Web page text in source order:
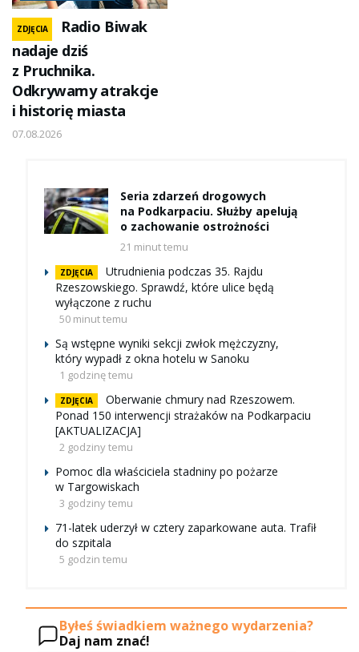
ZDJĘCIA
Radio Biwak
nadaje dziś
z Pruchnika.
Odkrywamy atrakcje
i historię miasta
07.08.2026
Seria zdarzeń drogowych
na Podkarpaciu. Służby apelują
o zachowanie ostrożności
21 minut temu
ZDJĘCIA
Utrudnienia podczas 35. Rajdu
Rzeszowskiego. Sprawdź, które ulice będą
wyłączone z ruchu
50 minut temu
Są wstępne wyniki sekcji zwłok mężczyzny,
który wypadł z okna hotelu w Sanoku
1 godzinę temu
ZDJĘCIA
Oberwanie chmury nad Rzeszowem.
Ponad 150 interwencji strażaków na Podkarpaciu
[AKTUALIZACJA]
2 godziny temu
Pomoc dla właściciela stadniny po pożarze
w Targowiskach
3 godziny temu
71-latek uderzył w cztery zaparkowane auta. Trafił
do szpitala
5 godzin temu
Byłeś świadkiem ważnego wydarzenia?
Daj nam znać!